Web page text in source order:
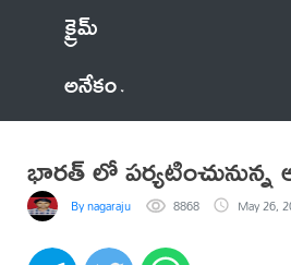
క్రైమ్
అనేకం
భారత్ లో పర్యటించునున్న
By nagaraju 8868 May 26,